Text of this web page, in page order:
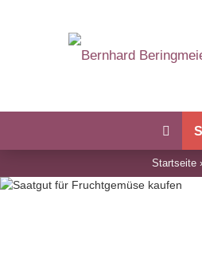
Kohl
Startseite